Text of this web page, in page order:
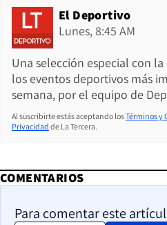
El Deportivo
Lunes, 8:45 AM
Una selección especial con
los eventos deportivos más
semana, por el equipo de
Al suscribirte estás aceptando losTérminos y
Privacidad de La Tercera.
COMENTARIOS
Para comentar este